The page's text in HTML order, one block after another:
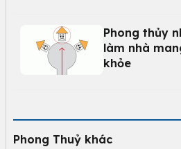
Phong thủy
làm nhà
khỏe
Phong Thuỷ khác